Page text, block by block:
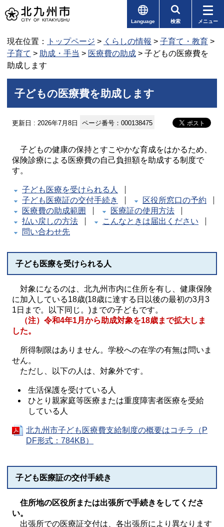
Language 検索 メニュー
現在位置： トップページ > くらしの情報 > 子育て・教育 >
子育て > 助成・手当 > 医療費の助成 > 子どもの医療費を
助成します
子どもの医療費を助成します
更新日 : 2026年7月8日 ページ番号：000138475
子どもの健康の保持とすこやかな育成をはかるため、
保険診療による医療費の自己負担額を助成する制度で
す。
子ども医療を受けられる人
子ども医療証の交付手続き
区役所窓口の予約
医療費の助成範囲
医療証の使用方法
払い戻しの方法
こんなときは届出ください
問い合わせ先
子ども医療を受けられる人
対象になるのは、北九州市内に住所を有し、健康保険
に加入している18歳(18歳に達する日以後の最初の3月3
1日まで。以下同じ。)までの子どもです。
（注）令和4年1月から助成対象を18歳まで拡大しま
した。
所得制限はありません。学校への在学の有無は問いま
せん。
ただし、以下の人は、対象外です。
生活保護を受けている人
ひとり親家庭等医療または重度障害者医療を受給
している人
北九州市子ども医療費支給制度の概要はコチラ（P
DF形式：784KB）
子ども医療証の交付手続き
住所地の区役所または出張所で手続きをしてくださ
い。
出張所での医療証交付は、各出張所により異なります